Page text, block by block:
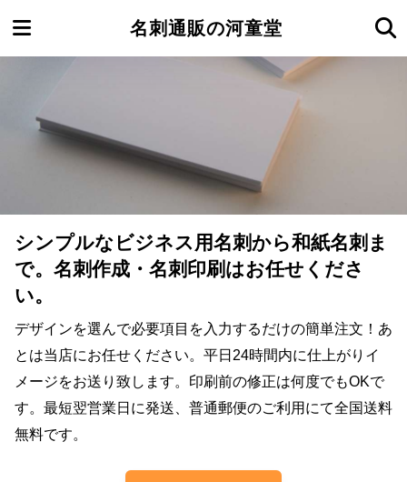
名刺通販の河童堂
シンプルなビジネス用名刺から和紙名刺ま
で。名刺作成・名刺印刷はお任せくださ
い。
デザインを選んで必要項目を入力するだけの簡単注文！あ
とは当店にお任せください。平日24時間内に仕上がりイ
メージをお送り致します。印刷前の修正は何度でもOKで
す。最短翌営業日に発送、普通郵便のご利用にて全国送料
無料です。